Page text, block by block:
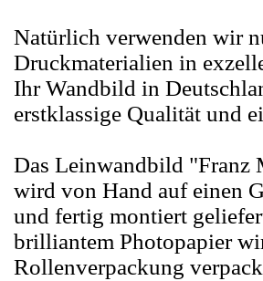
Natürlich verwenden wir
Druckmaterialien in
Ihr Wandbild in
erstklassige Qualität und
Das Leinwandbild "Franz
wird von Hand auf einen
und fertig montiert
brilliantem Photopapier
Rollenverpackung